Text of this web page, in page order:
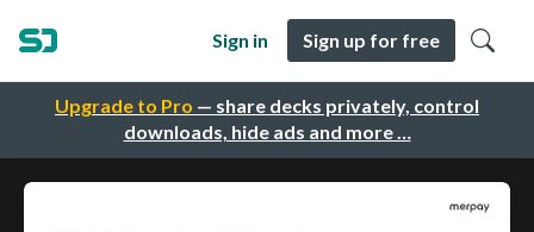
Upgrade to Pro — share decks privately, control
downloads, hide ads and more …
Sign in Sign up for free